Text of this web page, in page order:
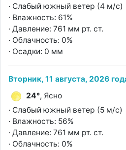
· Слабый южный ветер (4 м/с)
· Влажность: 61%
· Давление: 761 мм рт. ст.
· Облачность: 0%
· Осадки: 0 мм
Вторник, 11 августа, 2026
24°, Ясно
· Слабый южный ветер (5 м/с)
· Влажность: 56%
· Давление: 761 мм рт. ст.
· Облачность: 0%